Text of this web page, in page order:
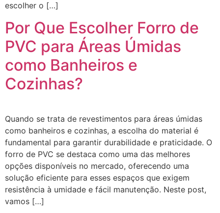
escolher o […]
Por Que Escolher Forro de
PVC para Áreas Úmidas
como Banheiros e
Cozinhas?
Quando se trata de revestimentos para áreas úmidas
como banheiros e cozinhas, a escolha do material é
fundamental para garantir durabilidade e praticidade. O
forro de PVC se destaca como uma das melhores
opções disponíveis no mercado, oferecendo uma
solução eficiente para esses espaços que exigem
resistência à umidade e fácil manutenção. Neste post,
vamos […]